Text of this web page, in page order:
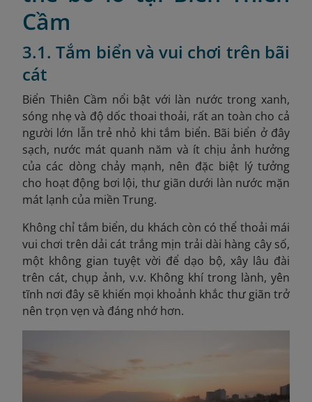
Cầm
3.1. Tắm biển và vui chơi trên bãi
cát
Biển Thiên Cầm nổi bật với làn nước trong xanh,
sóng nhẹ và độ dốc thoai thoải, rất an toàn cho cả
người lớn lẫn trẻ nhỏ khi tắm biển. Bãi biển ở đây
sạch, nước mát quanh năm và ít chịu ảnh hưởng
của các dòng chảy mạnh, nên đặc biệt lý tưởng
cho hoạt động bơi lội, thư giãn dưới làn nước mặn
mát lạnh của miền Trung.
Không chỉ tắm biển, du khách còn có thể thoải mái
vui chơi trên dải cát trắng mịn trải dài hàng cây số,
một không gian tuyệt vời để dạo bộ, xây lâu đài
trên cát, chụp ảnh, v.v. Không khí trong lành, yên
tĩnh nơi đây sẽ khiến mọi khoảnh khắc thư giãn trở
nên trọn vẹn và đáng nhớ hơn.